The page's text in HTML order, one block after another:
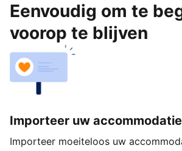
Eenvoudig om te
voorop te blijven
Importeer uw
Importeer moeiteloos uw